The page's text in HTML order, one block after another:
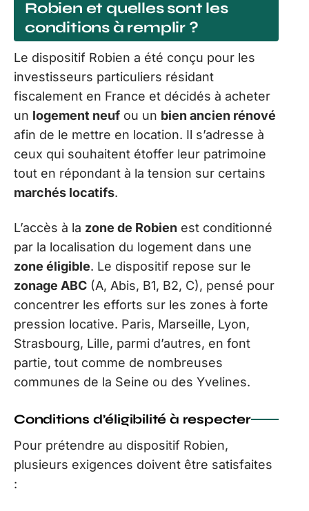
Robien et quelles sont les
conditions à remplir ?
Le dispositif Robien a été conçu pour les
investisseurs particuliers résidant
fiscalement en France et décidés à acheter
un logement neuf ou un bien ancien rénové
afin de le mettre en location. Il s’adresse à
ceux qui souhaitent étoffer leur patrimoine
tout en répondant à la tension sur certains
marchés locatifs.
L’accès à la zone de Robien est conditionné
par la localisation du logement dans une
zone éligible. Le dispositif repose sur le
zonage ABC (A, Abis, B1, B2, C), pensé pour
concentrer les efforts sur les zones à forte
pression locative. Paris, Marseille, Lyon,
Strasbourg, Lille, parmi d’autres, en font
partie, tout comme de nombreuses
communes de la Seine ou des Yvelines.
Conditions d’éligibilité à respecter
Pour prétendre au dispositif Robien,
plusieurs exigences doivent être satisfaites
: